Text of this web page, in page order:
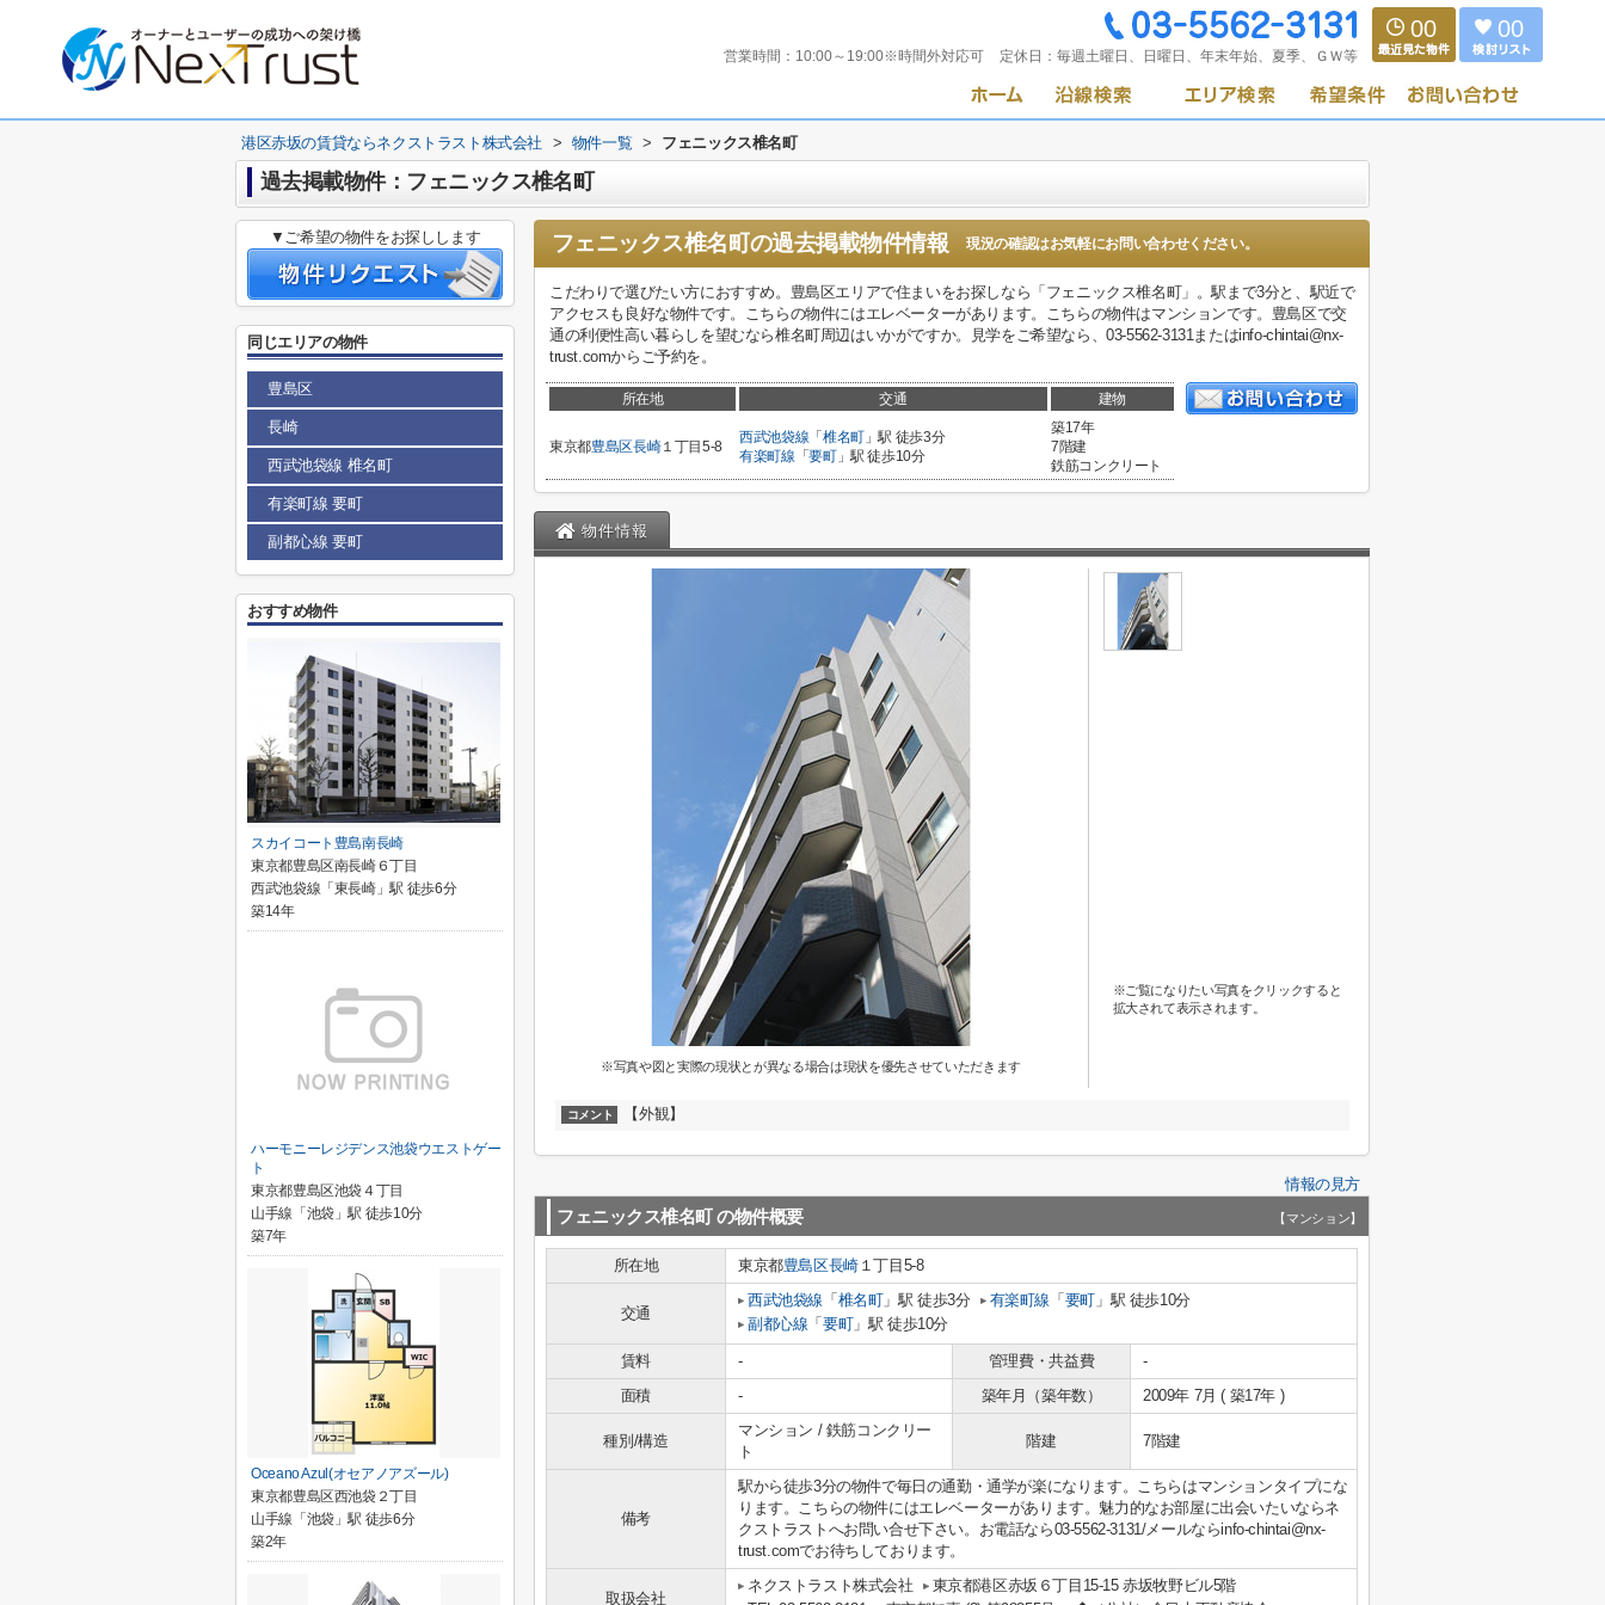
営業時間： 10:00～19:00※時間外対応可 定休日： 毎週土曜日、日曜日、年末年始、夏季、ＧＷ等
00 00
港区赤坂の賃貸ならネクストラスト株式会社 > 物件一覧 > フェニックス椎名町
過去掲載物件：フェニックス椎名町
フェニックス椎名町の過去掲載物件情報 現況の確認はお気軽にお問い合わせください。
こだわりで選びたい方におすすめ。豊島区エリアで住まいをお探しなら「フェニックス椎名町」。駅まで3分と、駅近で
アクセスも良好な物件です。こちらの物件にはエレベーターがあります。こちらの物件はマンションです。豊島区で交
通の利便性高い暮らしを望むなら椎名町周辺はいかがですか。見学をご希望なら、03-5562-3131またはinfo-chintai@nx-
trust.comからご予約を。
所在地 交通 建物
東京都豊島区長崎１丁目5-8
西武池袋線 「 椎名町」駅 徒歩3分
有楽町線 「要町」駅 徒歩10分
築17年
7階建
鉄筋コンクリート
物件情報
※写真や図と実際の現状とが異なる場合は現状を優先させていただきます
※ご覧になりたい写真をクリックすると
拡大されて表示されます。
コメント 【外観】
情報の見方
フェニックス椎名町の物件概要 【マンション】
所在地 東京都豊島区長崎１丁目5-8
交通
西武池袋線 「 椎名町」駅 徒歩3分 有楽町線 「 要町」駅 徒歩10分
副都心線 「要町」駅 徒歩10分
賃料 - 管理費・共益費
-
面積
- 築年月（築年数） 2009年 7月 ( 築17年 )
種別/構造
マンション / 鉄筋コンクリー
ト
階建 7階建
備考
駅から徒歩3分の物件で毎日の通勤・通学が楽になります。こちらはマンションタイプにな
ります。こちらの物件にはエレベーターがあります。魅力的なお部屋に出会いたいならネ
クストラストへお問い合せ下さい。お電話なら03-5562-3131/メールならinfo-chintai@nx-
trust.comでお待ちしております。
取扱会社
ネクストラスト株式会社
東京都港区赤坂６丁目15-15 赤坂牧野ビル5階
▼ご希望の物件をお探しします
同じエリアの物件
豊島区
長崎
西武池袋線 椎名町
有楽町線 要町
副都心線 要町
おすすめ物件
スカイコート豊島南長崎
東京都豊島区南長崎６丁目
西武池袋線「東長崎」駅 徒歩6分
築14年
ハーモニーレジデンス池袋ウエストゲー
ト
東京都豊島区池袋４丁目
山手線「池袋」駅 徒歩10分
築7年
Oceano Azul(オセアノアズール)
東京都豊島区西池袋２丁目
山手線「池袋」駅 徒歩6分
築2年